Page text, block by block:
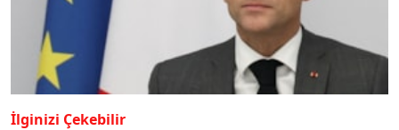
İlginizi Çekebilir